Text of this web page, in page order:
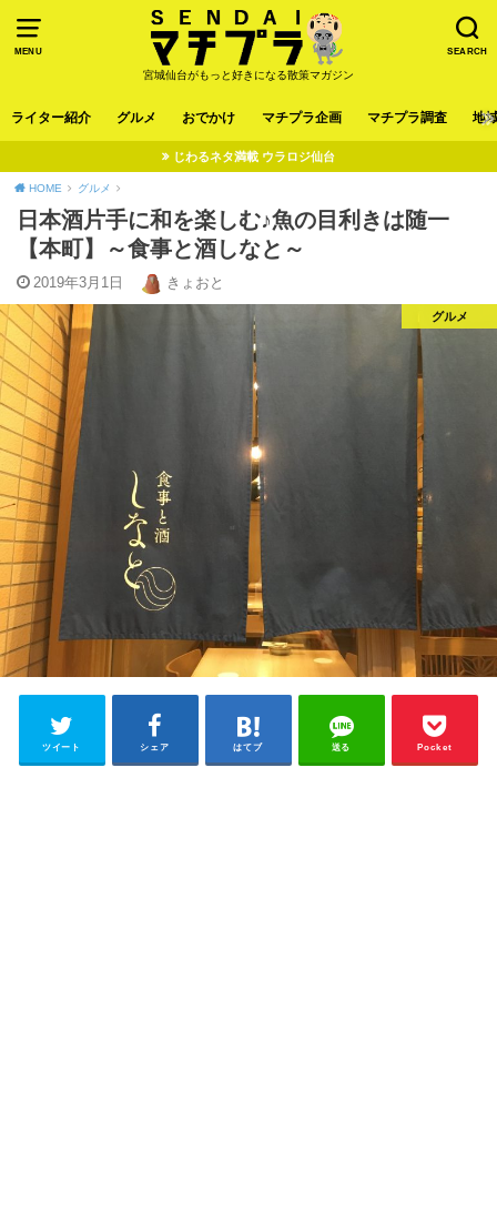
MENU SEARCH
宮城仙台がもっと好きになる散策マガジン
ライター紹介 グルメ おでかけ マチプラ企画 マチプラ調査 地
じわるネタ満載 ウラロジ仙台
HOME グルメ
日本酒片手に和を楽しむ♪魚の目利きは随一
【本町】～食事と酒しなと～
2019年3月1日 きょおと
グルメ
ツイート シェア はてブ 送る Pocket